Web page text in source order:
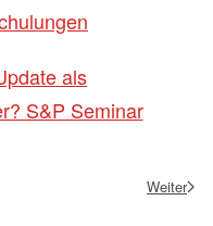
als
S&P Seminar
Weiter